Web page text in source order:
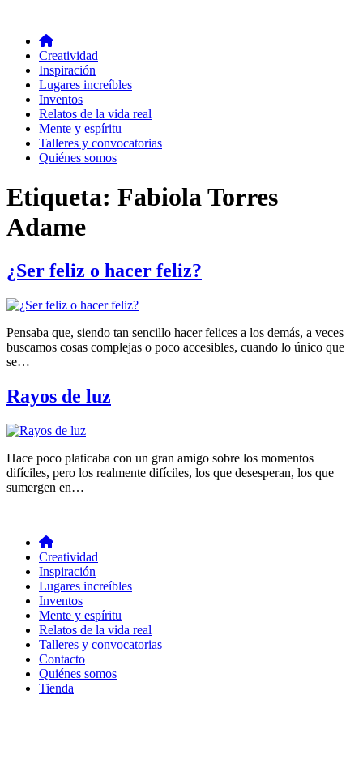
Creatividad
Inspiración
Lugares increíbles
Inventos
Relatos de la vida real
Mente y espíritu
Talleres y convocatorias
Quiénes somos
Etiqueta: Fabiola Torres
Adame
¿Ser feliz o hacer feliz?
Pensaba que, siendo tan sencillo hacer felices a los demás, a veces
buscamos cosas complejas o poco accesibles, cuando lo único que
se…
Rayos de luz
Hace poco platicaba con un gran amigo sobre los momentos
difíciles, pero los realmente difíciles, los que desesperan, los que
sumergen en…
Creatividad
Inspiración
Lugares increíbles
Inventos
Mente y espíritu
Relatos de la vida real
Talleres y convocatorias
Contacto
Quiénes somos
Tienda